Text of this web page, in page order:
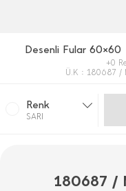
Desenli Fular 60×60
+0
Ü.K : 180687 /
Renk
SARI
180687 /